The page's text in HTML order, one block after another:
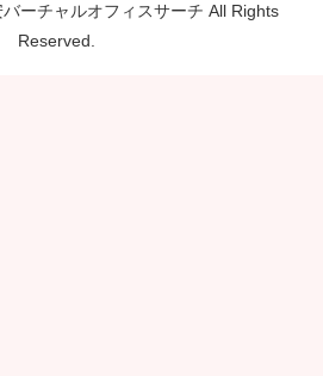
ーチャルオフィスサーチ All Rights
Reserved.